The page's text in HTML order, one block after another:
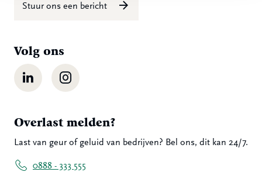
Stuur ons een bericht
Volg ons
LinkedIn Instagram
Overlast melden?
Last van geur of geluid van bedrijven? Bel ons, dit kan 24/7.
0888 - 333 555